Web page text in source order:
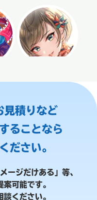
見積りなど
ることなら
ださい。
ージだけある」等、
可能です。
ください。